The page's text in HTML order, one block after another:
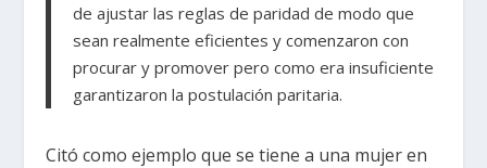
de ajustar las reglas de paridad de modo que
sean realmente eficientes y comenzaron con
procurar y promover pero como era insuficiente
garantizaron la postulación paritaria.
Citó como ejemplo que se tiene a una mujer en